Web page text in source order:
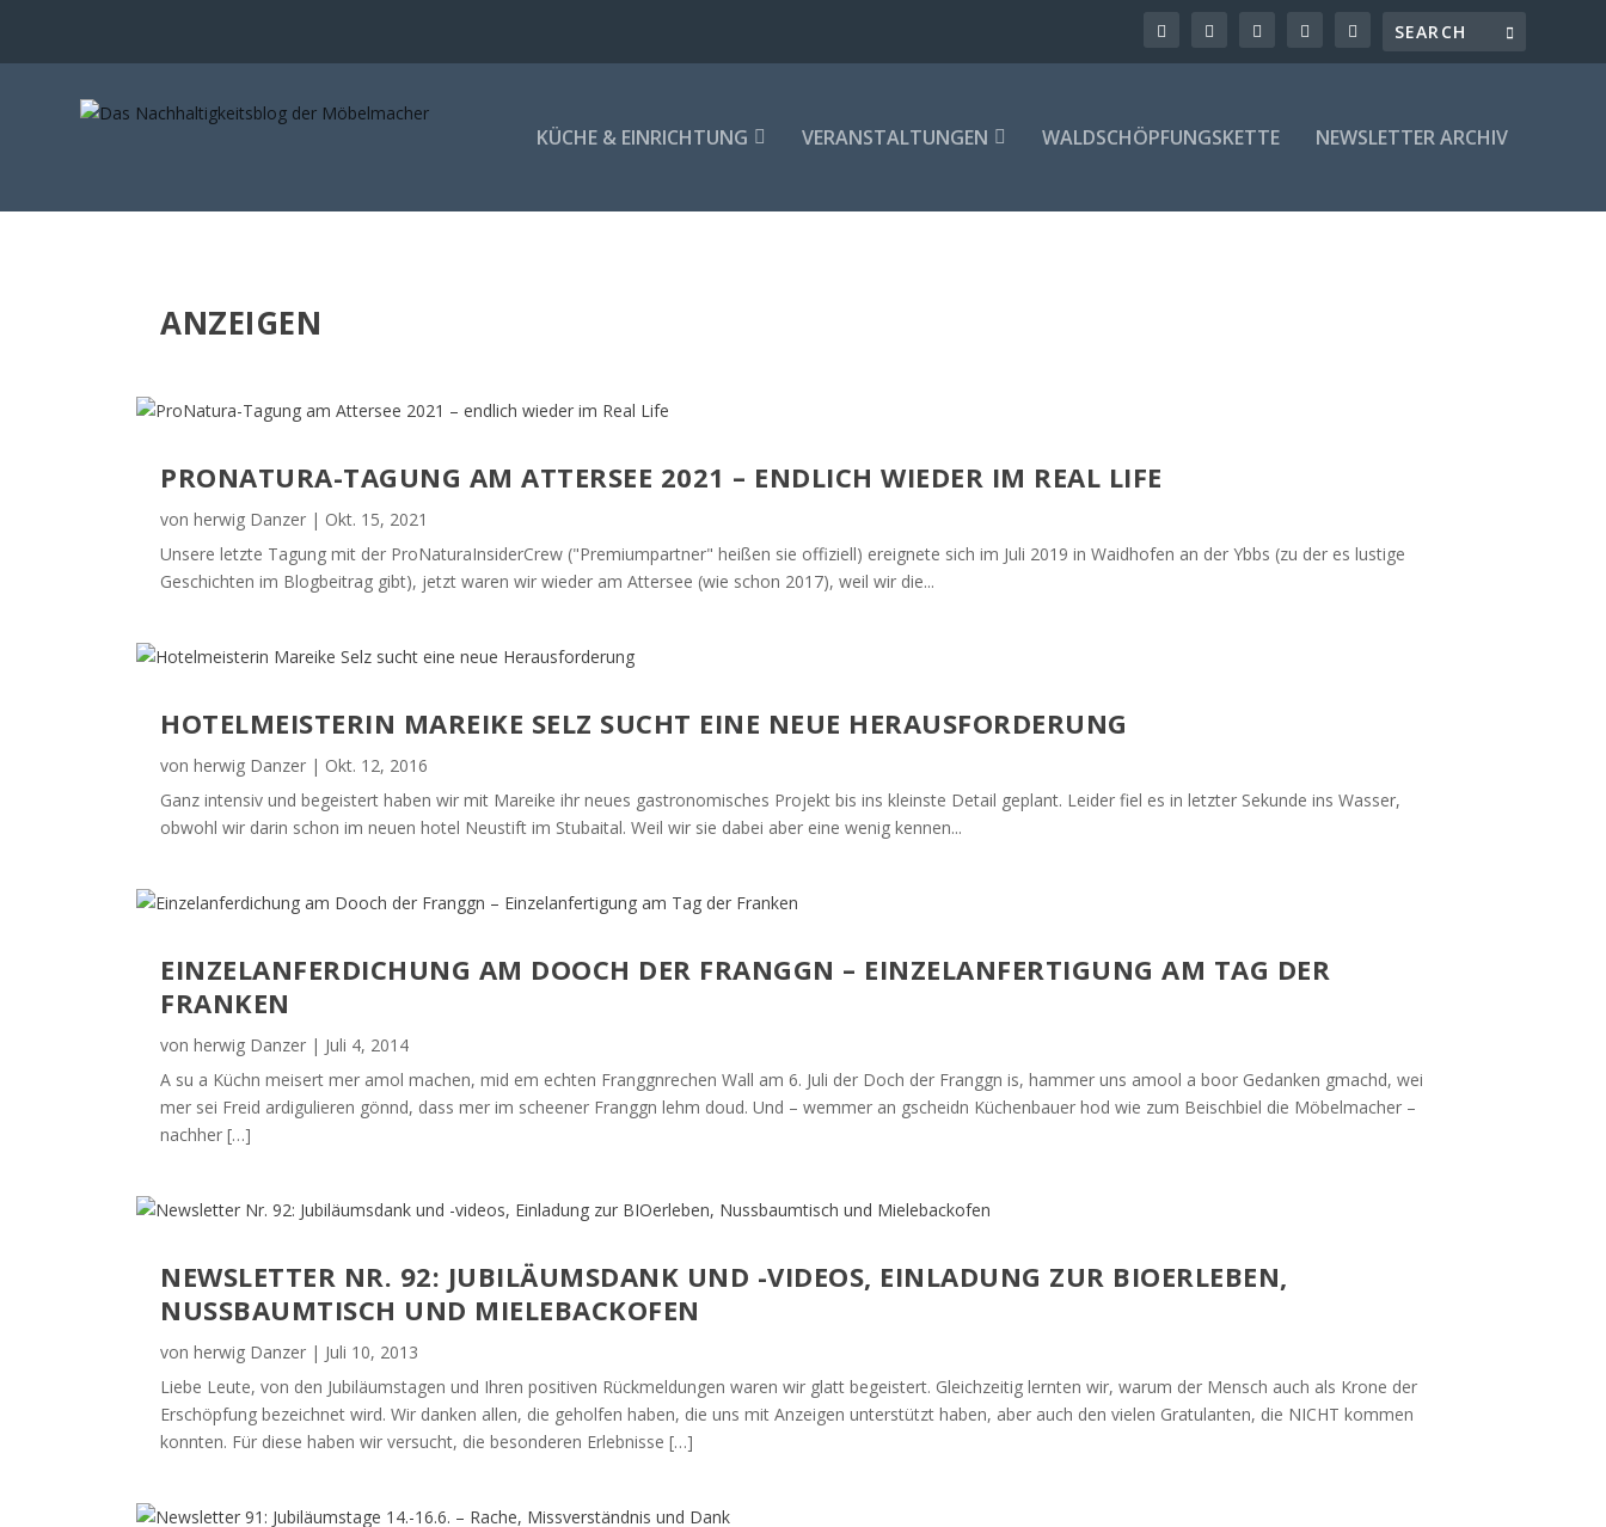
KÜCHE & EINRICHTUNG VERANSTALTUNGEN WALDSCHÖPFUNGSKETTE NEWSLETTER ARCHIV
ANZEIGEN
PRONATURA-TAGUNG AM ATTERSEE 2021 – ENDLICH WIEDER IM REAL LIFE
vonherwig Danzer | Okt. 15, 2021
Unsere letzte Tagung mit der ProNaturaInsiderCrew ("Premiumpartner" heißen sie offiziell) ereignete sich im Juli 2019 in Waidhofen an der Ybbs (zu der es lustige
Geschichten im Blogbeitrag gibt), jetzt waren wir wieder am Attersee (wie schon 2017), weil wir die...
HOTELMEISTERIN MAREIKE SELZ SUCHT EINE NEUE HERAUSFORDERUNG
vonherwig Danzer | Okt. 12, 2016
Ganz intensiv und begeistert haben wir mit Mareike ihr neues gastronomisches Projekt bis ins kleinste Detail geplant. Leider fiel es in letzter Sekunde ins Wasser,
obwohl wir darin schon im neuen hotel Neustift im Stubaital. Weil wir sie dabei aber eine wenig kennen...
EINZELANFERDICHUNG AM DOOCH DER FRANGGN – EINZELANFERTIGUNG AM TAG DER
FRANKEN
vonherwig Danzer | Juli 4, 2014
A su a Küchn meisert mer amol machen, mid em echten Franggnrechen Wall am 6. Juli der Doch der Franggn is, hammer uns amool a boor Gedanken gmachd, wei
mer sei Freid ardigulieren gönnd, dass mer im scheener Franggn lehm doud. Und – wemmer an gscheidn Küchenbauer hod wie zum Beischbiel die Möbelmacher –
nachher […]
NEWSLETTER NR. 92: JUBILÄUMSDANK UND -VIDEOS, EINLADUNG ZUR BIOERLEBEN,
NUSSBAUMTISCH UND MIELEBACKOFEN
vonherwig Danzer | Juli 10, 2013
Liebe Leute, von den Jubiläumstagen und Ihren positiven Rückmeldungen waren wir glatt begeistert. Gleichzeitig lernten wir, warum der Mensch auch als Krone der
Erschöpfung bezeichnet wird. Wir danken allen, die geholfen haben, die uns mit Anzeigen unterstützt haben, aber auch den vielen Gratulanten, die NICHT kommen
konnten. Für diese haben wir versucht, die besonderen Erlebnisse […]